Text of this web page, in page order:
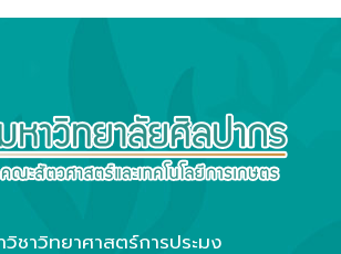
วิชาวิทยาศาสตร์การประมง
สตร์และเทคโนโลยีการเกษตร
มู่ 3 ต.สามพระยา อ.ชะอำ จ.เพชรบุรี